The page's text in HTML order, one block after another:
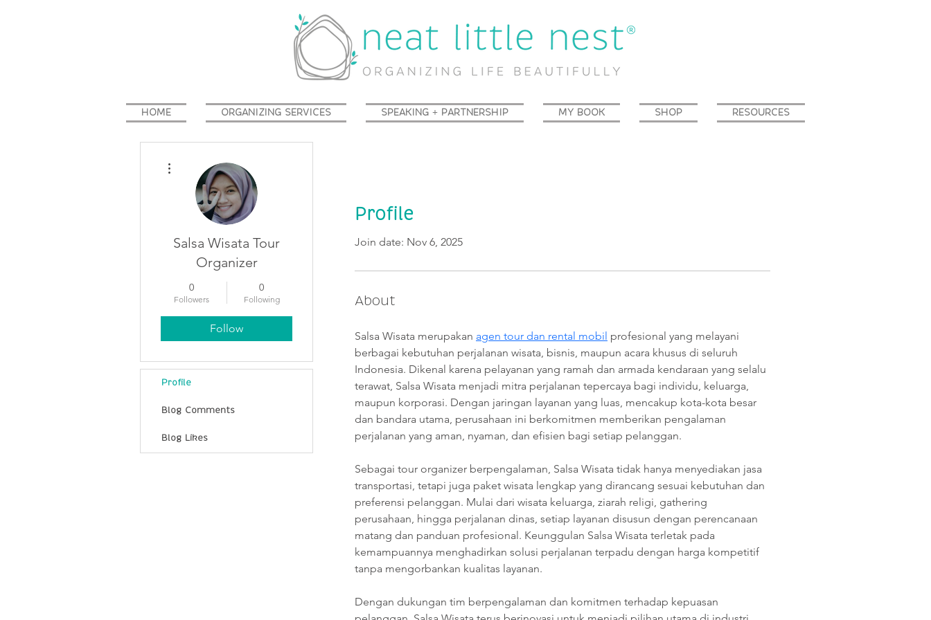
HOME ORGANIZING SERVICES SPEAKING + PARTNERSHIP MY BOOK SHOP RESOURCES
Profile
Join date: Nov 6, 2025
About
Salsa Wisata merupakan agen tour dan rental mobil profesional yang melayani
berbagai kebutuhan perjalanan wisata, bisnis, maupun acara khusus di seluruh
Indonesia. Dikenal karena pelayanan yang ramah dan armada kendaraan yang selalu
terawat, Salsa Wisata menjadi mitra perjalanan tepercaya bagi individu, keluarga,
maupun korporasi. Dengan jaringan layanan yang luas, mencakup kota-kota besar
dan bandara utama, perusahaan ini berkomitmen memberikan pengalaman
perjalanan yang aman, nyaman, dan efisien bagi setiap pelanggan.
Sebagai tour organizer berpengalaman, Salsa Wisata tidak hanya menyediakan jasa
transportasi, tetapi juga paket wisata lengkap yang dirancang sesuai kebutuhan dan
preferensi pelanggan. Mulai dari wisata keluarga, ziarah religi, gathering
perusahaan, hingga perjalanan dinas, setiap layanan disusun dengan perencanaan
matang dan panduan profesional. Keunggulan Salsa Wisata terletak pada
kemampuannya menghadirkan solusi perjalanan terpadu dengan harga kompetitif
tanpa mengorbankan kualitas layanan.
Dengan dukungan tim berpengalaman dan komitmen terhadap kepuasan
Salsa Wisata Tour
Organizer
0
Followers
0
Following
Follow
Profile
Blog Comments
Blog Likes